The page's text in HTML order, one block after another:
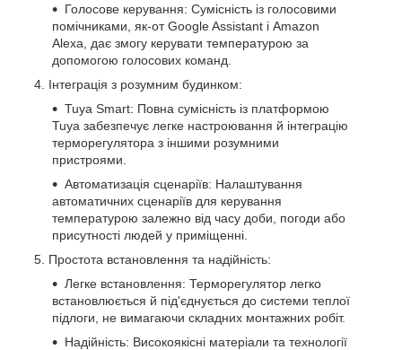
Голосове керування: Сумісність із голосовими
помічниками, як-от Google Assistant і Amazon
Alexa, дає змогу керувати температурою за
допомогою голосових команд.
Інтеграція з розумним будинком:
Tuya Smart: Повна сумісність із платформою
Tuya забезпечує легке настроювання й інтеграцію
терморегулятора з іншими розумними
пристроями.
Автоматизація сценаріїв: Налаштування
автоматичних сценаріїв для керування
температурою залежно від часу доби, погоди або
присутності людей у приміщенні.
Простота встановлення та надійність:
Легке встановлення: Терморегулятор легко
встановлюється й під'єднується до системи теплої
підлоги, не вимагаючи складних монтажних робіт.
Надійність: Високоякісні матеріали та технології